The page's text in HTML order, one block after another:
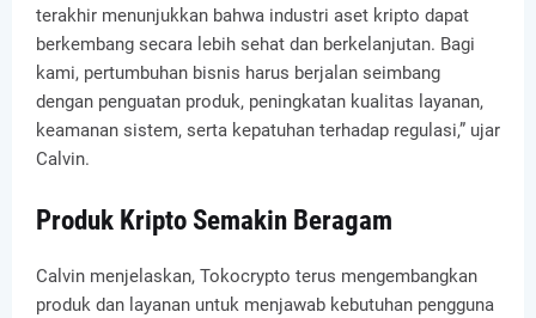
terakhir menunjukkan bahwa industri aset kripto dapat
berkembang secara lebih sehat dan berkelanjutan. Bagi
kami, pertumbuhan bisnis harus berjalan seimbang
dengan penguatan produk, peningkatan kualitas layanan,
keamanan sistem, serta kepatuhan terhadap regulasi,” ujar
Calvin.
Produk Kripto Semakin Beragam
Calvin menjelaskan, Tokocrypto terus mengembangkan
produk dan layanan untuk menjawab kebutuhan pengguna